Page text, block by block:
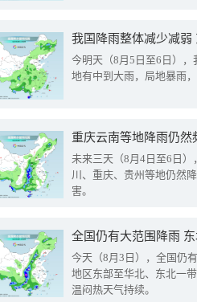
我国降雨整体减少减弱
今明天（8月5日至6日）
地有中到大雨，局地暴雨
重庆云南等地降雨仍然
未来三天（8月4日至6日
川、重庆、贵州等地仍然
害。
全国仍有大范围降雨
今天（8月3日），全国仍
地区东部至华北、东北一
温闷热天气持续。